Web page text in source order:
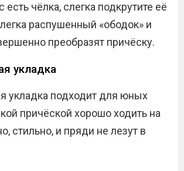
есть чёлка, слегка подкрутите её
распушенный «ободок» и
преобразят причёску.
укладка
укладка подходит для юных
причёской хорошо ходить на
стильно, и пряди не лезут в